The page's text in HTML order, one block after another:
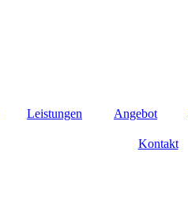
Leistungen Angebot
Kontakt